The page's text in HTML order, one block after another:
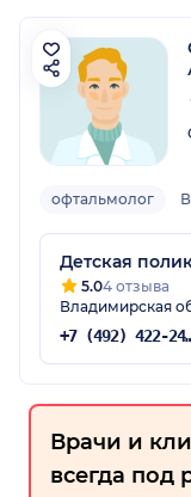
офтальмолог
Детская
5.04 отзыва
Владимирская
+7
Врачи и
всегда под